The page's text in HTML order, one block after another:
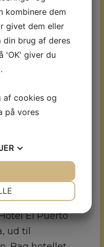
inkluderet v.
bjergbyen
Turen går
på skønne
flotte kurve
er helt sikkert
med hjem. Der
skønne
skønne billeder.
hotel, med den
El Puerto
ud til
kombinere dem
givet dem eller
din brug af deres
'OK' giver du
af cookies og
på vores